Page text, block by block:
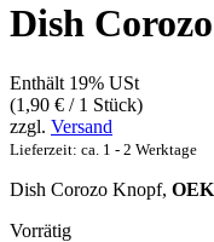
Dish
Enthält 19% USt
(1,90 € / 1 Stück)
zzgl. Versand
Lieferzeit: ca. 1 - 2 Werktage
Dish Corozo Knopf,
Vorrätig